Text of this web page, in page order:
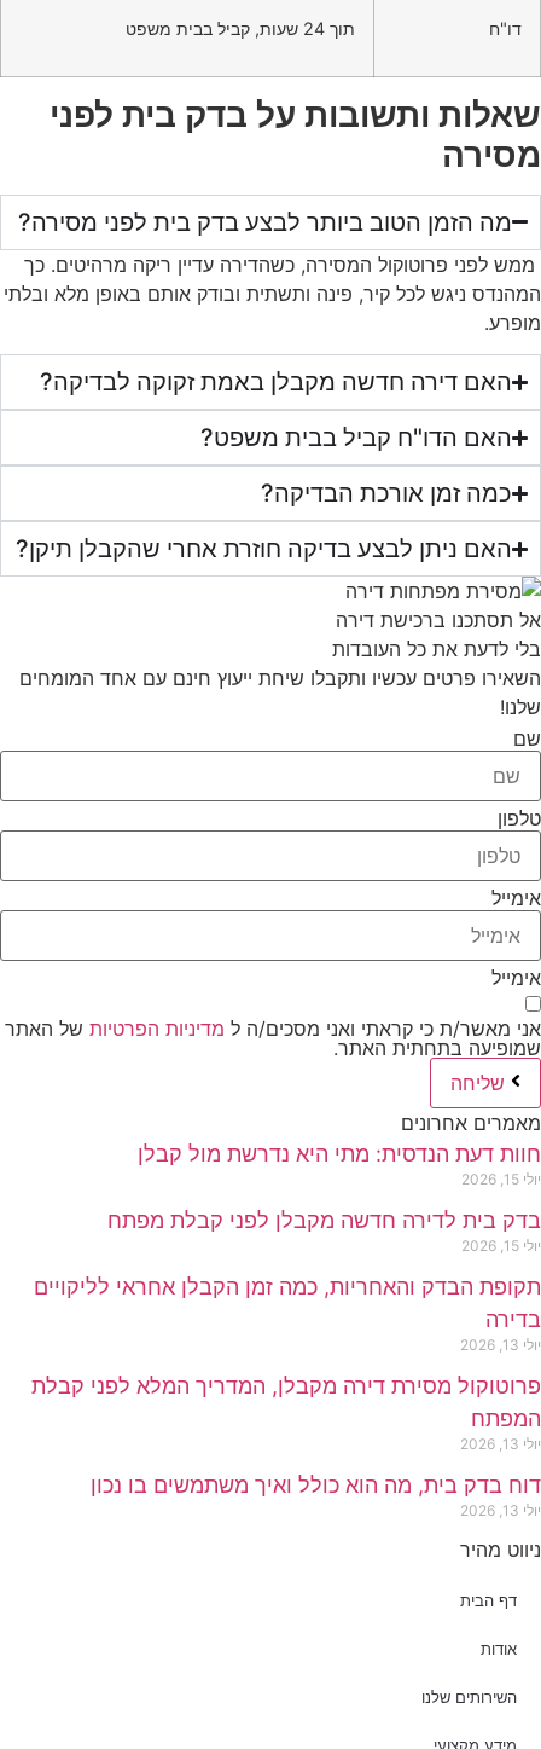
דו"ח תוך 24 שעות, קביל בבית משפט
שאלות ותשובות על בדק בית לפני
מסירה
מה הזמן הטוב ביותר לבצע בדק בית לפני מסירה?
ממש לפני פרוטוקול המסירה, כשהדירה עדיין ריקה מרהיטים. כך
המהנדס ניגש לכל קיר, פינה ותשתית ובודק אותם באופן מלא ובלתי
מופרע.
האם דירה חדשה מקבלן באמת זקוקה לבדיקה?
האם הדו"ח קביל בבית משפט?
כמה זמן אורכת הבדיקה?
האם ניתן לבצע בדיקה חוזרת אחרי שהקבלן תיקן?
אל תסתכנו ברכישת דירה
בלי לדעת את כל העובדות
השאירו פרטים עכשיו ותקבלו שיחת ייעוץ חינם עם אחד המומחים
שלנו!
שם
טלפון
אימייל
אימייל
אני מאשר/ת כי קראתי ואני מסכים/ה ל מדיניות הפרטיות של האתר
שמופיעה בתחתית האתר.
שליחה
מאמרים אחרונים
חוות דעת הנדסית: מתי היא נדרשת מול קבלן
יולי 15, 2026
בדק בית לדירה חדשה מקבלן לפני קבלת מפתח
יולי 15, 2026
תקופת הבדק והאחריות, כמה זמן הקבלן אחראי לליקויים
בדירה
יולי 13, 2026
פרוטוקול מסירת דירה מקבלן, המדריך המלא לפני קבלת
המפתח
יולי 13, 2026
דוח בדק בית, מה הוא כולל ואיך משתמשים בו נכון
יולי 13, 2026
ניווט מהיר
דף הבית
אודות
השירותים שלנו